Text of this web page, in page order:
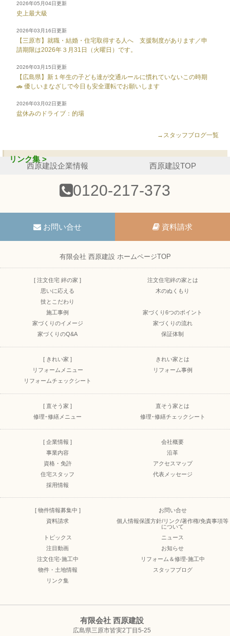
2026年05月04日更新
史上最大級
2026年03月16日更新
【三原市】就職・結婚・住宅取得する人へ 支援制度があります／申
請期限は2026年３月31日（火曜日）です。
2026年03月15日更新
【広島県】新１年生の子ども達が交通ルールに慣れていないこの時期
🚗 優しいまなざしで今日も安全運転でお願いします
2026年03月02日更新
盆休みのドライブ：的場
→スタッフブログ一覧
リンク集 >
西原建設企業情報 西原建設TOP
0120-217-373
お問い合せ 資料請求
有限会社 西原建設 ホームページTOP
[ 注文住宅 絆の家 ]
注文住宅絆の家とは
思いに応える
木のぬくもり
技とこだわり
施工事例
家づくり6つのポイント
家づくりのイメージ
家づくりの流れ
家づくりのQ&A
保証体制
[ きれい家 ]
きれい家とは
リフォームメニュー
リフォーム事例
リフォームチェックシート
[ 直そう家 ]
直そう家とは
修理･修繕メニュー
修理･修繕チェックシート
[ 企業情報 ]
会社概要
事業内容
沿革
資格・免許
アクセスマップ
住宅スタッフ
代表メッセージ
採用情報
[ 物件情報募集中 ]
お問い合せ
資料請求
個人情報保護方針/リンク/著作権/免責事項等
について
トピックス
ニュース
注目動画
お知らせ
注文住宅-施工中
リフォーム＆修理-施工中
物件・土地情報
スタッフブログ
リンク集
有限会社 西原建設
広島県三原市皆実2丁目5-25